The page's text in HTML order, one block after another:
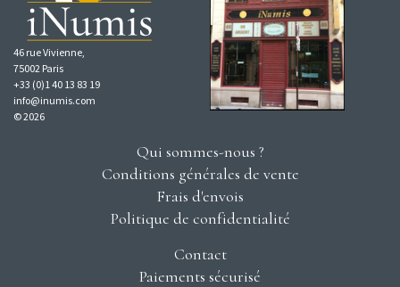
46 rue Vivienne,
75002 Paris
+33 (0)1 40 13 83 19
info@inumis.com
© 2026
Qui sommes-nous ?
Conditions générales de vente
Frais d'envois
Politique de confidentialité
Contact
Paiements sécurisé